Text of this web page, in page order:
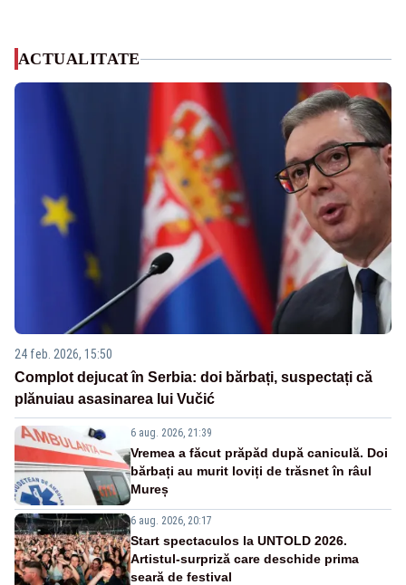
ACTUALITATE
24 feb. 2026, 15:50
Complot dejucat în Serbia: doi bărbați, suspectați că
plănuiau asasinarea lui Vučić
6 aug. 2026, 21:39
Vremea a făcut prăpăd după caniculă. Doi
bărbați au murit loviți de trăsnet în râul
Mureș
6 aug. 2026, 20:17
Start spectaculos la UNTOLD 2026.
Artistul-surpriză care deschide prima
seară de festival